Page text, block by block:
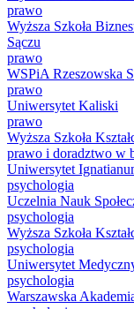
prawo
Wyższa Szkoła
Sączu
prawo
WSPiA Rzeszowska
prawo
Uniwersytet Kaliski
prawo
Wyższa Szkoła
prawo i doradztwo w
Uniwersytet
psychologia
Uczelnia Nauk
psychologia
Wyższa Szkoła
psychologia
Uniwersytet
psychologia
Warszawska